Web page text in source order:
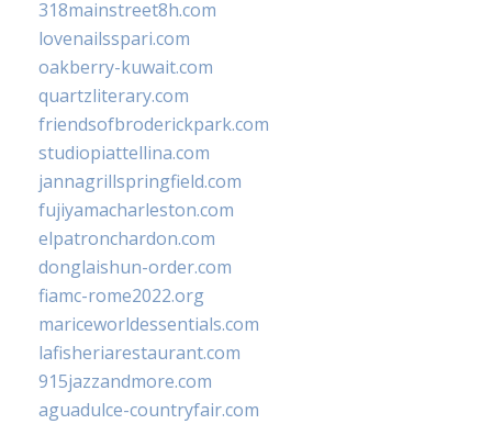
318mainstreet8h.com
lovenailsspari.com
oakberry-kuwait.com
quartzliterary.com
friendsofbroderickpark.com
studiopiattellina.com
jannagrillspringfield.com
fujiyamacharleston.com
elpatronchardon.com
donglaishun-order.com
fiamc-rome2022.org
mariceworldessentials.com
lafisheriarestaurant.com
915jazzandmore.com
aguadulce-countryfair.com